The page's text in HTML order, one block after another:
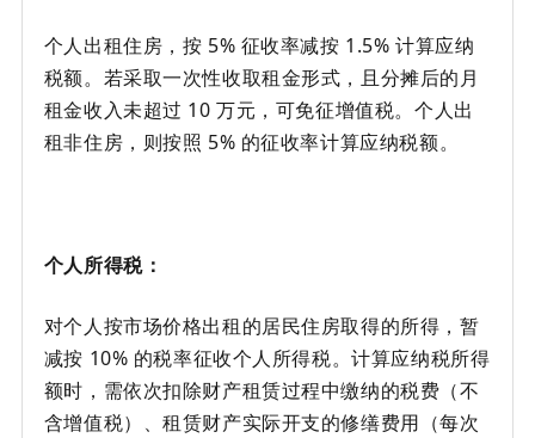
个人出租住房，按 5% 征收率减按 1.5% 计算应纳
税额。若采取一次性收取租金形式，且分摊后的月
租金收入未超过 10 万元，可免征增值税。个人出
租非住房，则按照 5% 的征收率计算应纳税额。
个人所得税：
对个人按市场价格出租的居民住房取得的所得，暂
减按 10% 的税率征收个人所得税。计算应纳税所得
额时，需依次扣除财产租赁过程中缴纳的税费（不
含增值税）、租赁财产实际开支的修缮费用（每次